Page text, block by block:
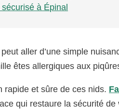
à Épinal
aller d’une simple
êtes allergiques aux
rapide et sûre de ces nids.
qui restaure la sécurité